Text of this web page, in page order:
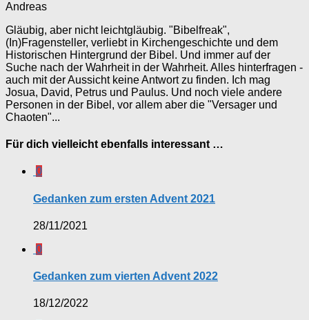
Andreas
Gläubig, aber nicht leichtgläubig. "Bibelfreak",
(In)Fragensteller, verliebt in Kirchengeschichte und dem
Historischen Hintergrund der Bibel. Und immer auf der
Suche nach der Wahrheit in der Wahrheit. Alles hinterfragen -
auch mit der Aussicht keine Antwort zu finden. Ich mag
Josua, David, Petrus und Paulus. Und noch viele andere
Personen in der Bibel, vor allem aber die "Versager und
Chaoten"...
Für dich vielleicht ebenfalls interessant …
0
Gedanken zum ersten Advent 2021
28/11/2021
0
Gedanken zum vierten Advent 2022
18/12/2022